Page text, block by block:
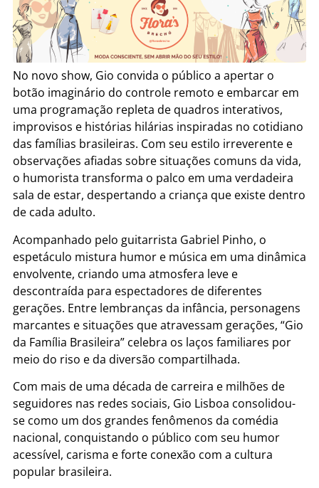
No novo show, Gio convida o público a apertar o
botão imaginário do controle remoto e embarcar em
uma programação repleta de quadros interativos,
improvisos e histórias hilárias inspiradas no cotidiano
das famílias brasileiras. Com seu estilo irreverente e
observações afiadas sobre situações comuns da vida,
o humorista transforma o palco em uma verdadeira
sala de estar, despertando a criança que existe dentro
de cada adulto.
Acompanhado pelo guitarrista Gabriel Pinho, o
espetáculo mistura humor e música em uma dinâmica
envolvente, criando uma atmosfera leve e
descontraída para espectadores de diferentes
gerações. Entre lembranças da infância, personagens
marcantes e situações que atravessam gerações, “Gio
da Família Brasileira” celebra os laços familiares por
meio do riso e da diversão compartilhada.
Com mais de uma década de carreira e milhões de
seguidores nas redes sociais, Gio Lisboa consolidou-
se como um dos grandes fenômenos da comédia
nacional, conquistando o público com seu humor
acessível, carisma e forte conexão com a cultura
popular brasileira.